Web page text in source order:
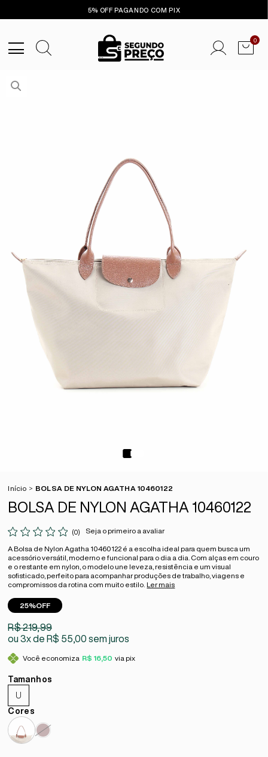
5% OFF PAGANDO COM PIX
0
Início BOLSA DE NYLON AGATHA 10460122
BOLSA DE NYLON AGATHA 10460122
(0) Seja o primeiro a avaliar
A Bolsa de Nylon Agatha 10460122 é a escolha ideal para quem busca um
acessório versátil, moderno e funcional para o dia a dia. Com alças em couro
e o restante em nylon, o modelo une leveza, resistência e um visual
sofisticado, perfeito para acompanhar produções de trabalho, viagens e
compromissos da rotina com muito estilo. Ler mais
25%OFF
R$ 219,99
3x
R$ 55,00sem juros
Você economiza R$ 16,50 via pix
U